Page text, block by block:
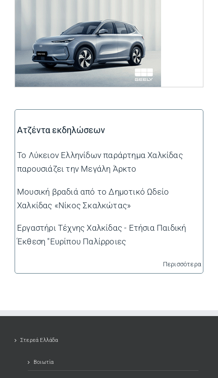
Ατζέντα εκδηλώσεων
Το Λύκειον Ελληνίδων παράρτημα Χαλκίδας
παρουσιάζει την Μεγάλη Άρκτο
Μουσική βραδιά από το Δημοτικό Ωδείο
Χαλκίδας «Νίκος Σκαλκώτας»
Εργαστήρι Τέχνης Χαλκίδας - Ετήσια Παιδική
Έκθεση "Ευρίπου Παλίρροιες
Περισσότερα
Στερεά Ελλάδα
Βοιωτία